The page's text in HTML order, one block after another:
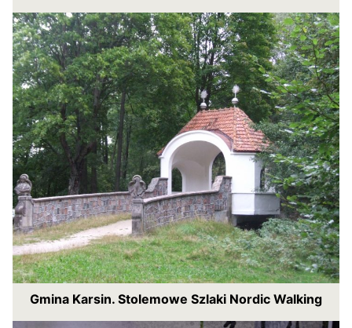
Gmina Karsin. Stolemowe Szlaki Nordic Walking